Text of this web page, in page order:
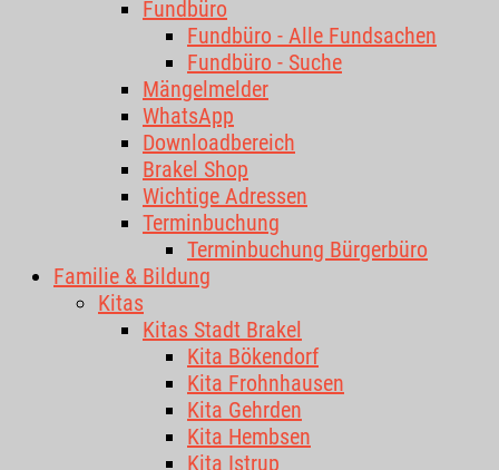
Fundbüro
Fundbüro - Alle Fundsachen
Fundbüro - Suche
Mängelmelder
WhatsApp
Downloadbereich
Brakel Shop
Wichtige Adressen
Terminbuchung
Terminbuchung Bürgerbüro
Familie & Bildung
Kitas
Kitas Stadt Brakel
Kita Bökendorf
Kita Frohnhausen
Kita Gehrden
Kita Hembsen
Kita Istrup